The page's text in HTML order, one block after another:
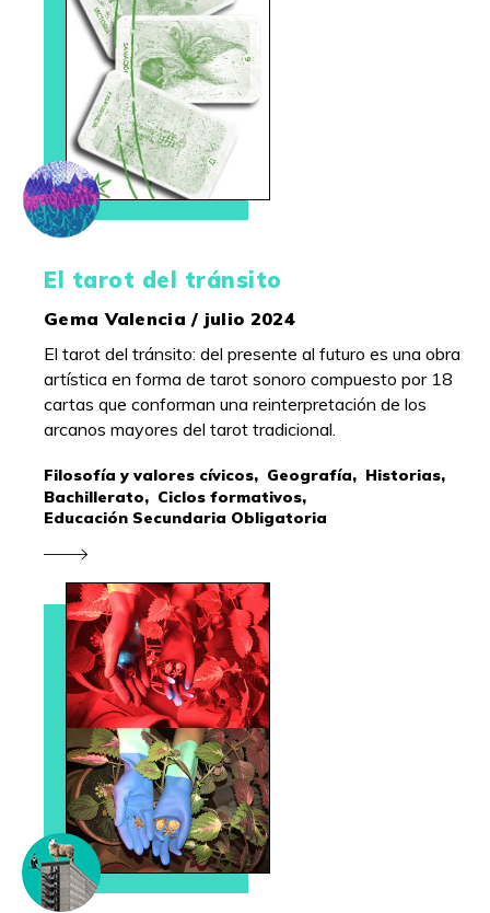
El tarot del tránsito
Gema Valencia / julio 2024
El tarot del tránsito: del presente al futuro es una obra
artística en forma de tarot sonoro compuesto por 18
cartas que conforman una reinterpretación de los
arcanos mayores del tarot tradicional.
Filosofía y valores cívicos, Geografía, Historias,
Bachillerato, Ciclos formativos,
Educación Secundaria Obligatoria